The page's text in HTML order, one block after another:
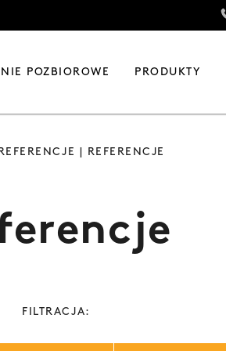
POZBIOROWE PRODUKTY
| REFERENCJE
FILTRACJA: